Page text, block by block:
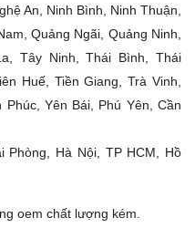
An, Ninh Bình, Ninh Thuận,
Quảng Ngãi, Quảng Ninh,
Tây Ninh, Thái Bình, Thái
Huế, Tiền Giang, Trà Vinh,
Yên Bái, Phú Yên, Cần
Phòng, Hà Nội, TP HCM, Hồ
oem chất lượng kém.